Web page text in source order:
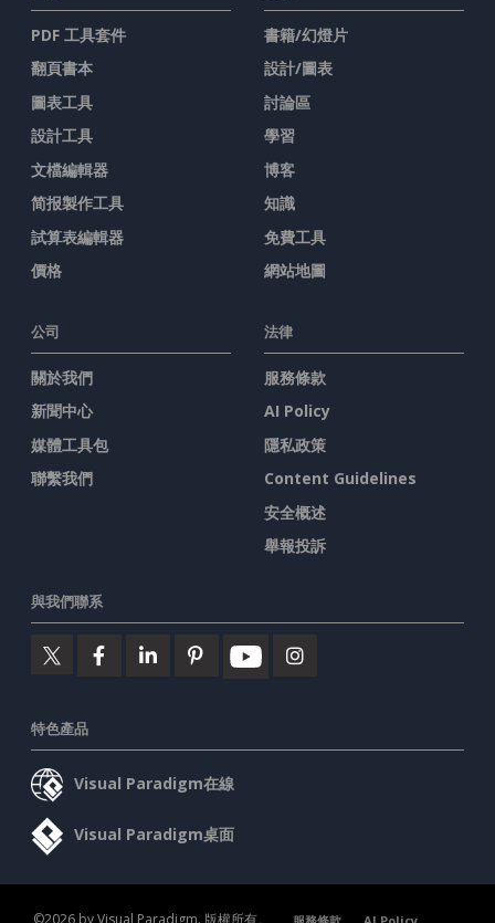
PDF 工具套件
翻頁書本
圖表工具
設計工具
文檔編輯器
简报製作工具
試算表編輯器
價格
書籍/幻燈片
設計/圖表
討論區
學習
博客
知識
免費工具
網站地圖
公司
關於我們
新聞中心
媒體工具包
聯繫我們
法律
服務條款
AI Policy
隱私政策
Content Guidelines
安全概述
舉報投訴
與我們聯系
特色產品
Visual Paradigm在線
Visual Paradigm桌面
©2026 by Visual Paradigm. 版權所有。